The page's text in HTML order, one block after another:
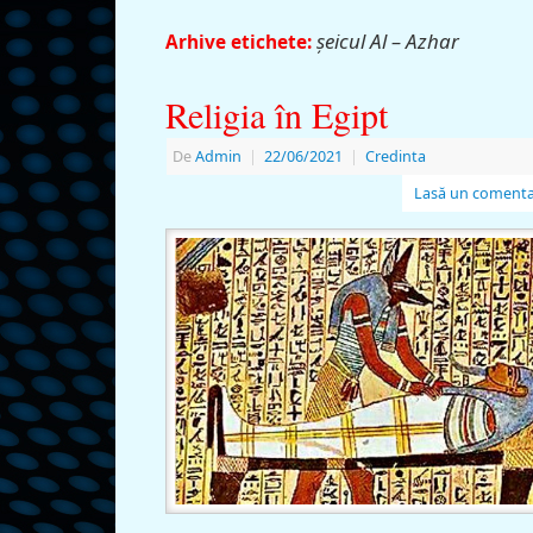
Arhive etichete:şeicul Al – Azhar
Religia în Egipt
DeAdmin | 22/06/2021 | Credinta
Lasă un